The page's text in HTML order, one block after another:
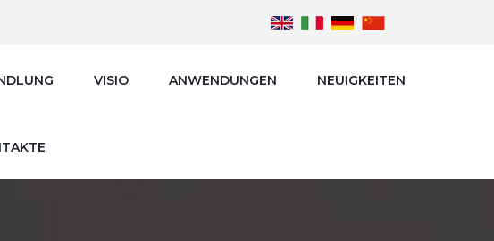
VISIO ANWENDUNGEN NEUIGKEITEN